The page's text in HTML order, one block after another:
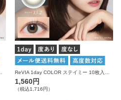
1,560円
（税込1,716円）